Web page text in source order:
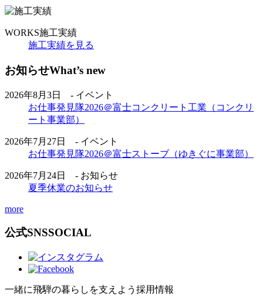
WORKS施工実績
施工実績を見る
お知らせWhat’s new
2026年8月3日 - イベント
お仕事発見隊2026＠富士コンクリート工業（コンクリ
ート事業部）
2026年7月27日 - イベント
お仕事発見隊2026＠富士ストーブ（ゆきぐに事業部）
2026年7月24日 - お知らせ
夏季休業のお知らせ
more
公式SNSSOCIAL
一緒に飛騨の暮らしを支えよう 採用情報